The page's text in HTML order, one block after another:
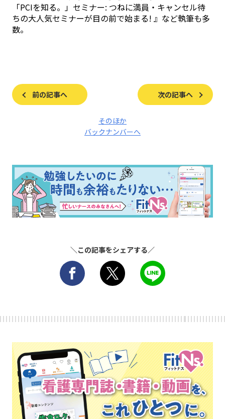
「PCIを知る。」セミナー: つねに満員・キャンセル待
ちの大人気セミナーが目の前で始まる! 』など執筆も多
数。
前の記事へ 次の記事へ
そのほか
バックナンバーへ
＼この記事をシェアする／